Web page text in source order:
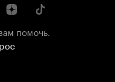
помочь.